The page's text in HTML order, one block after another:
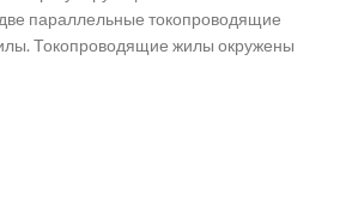
две параллельные токопроводящие
Токопроводящие жилы окружены